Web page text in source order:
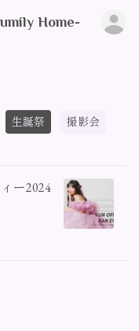
Home-
生誕祭 撮影会
ー2024